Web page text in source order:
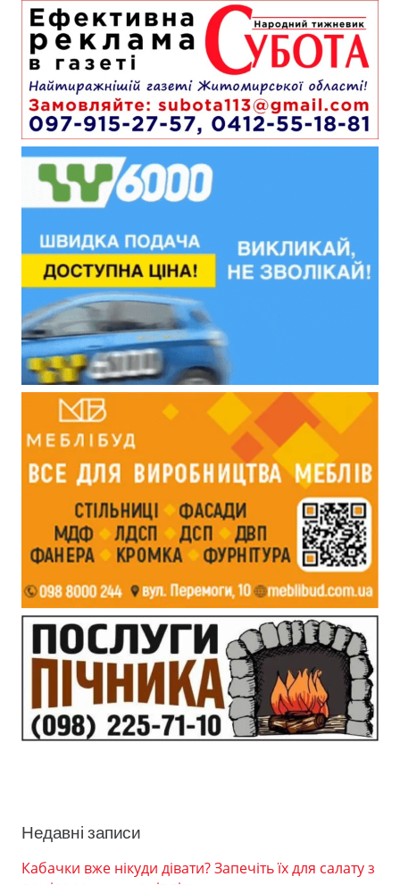
Недавні записи
Кабачки вже нікуди дівати? Запечіть їх для салату з